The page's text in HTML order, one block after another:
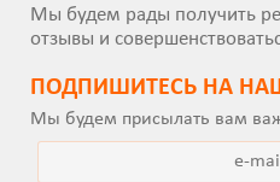
Мы будем рады получить
отзывы и
ПОДПИШИТEСЬ НА
Мы будем присылать вам